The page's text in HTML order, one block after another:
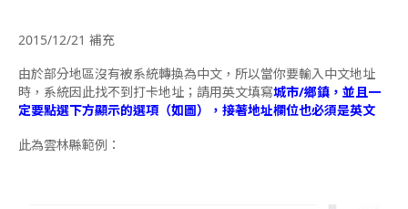
2015/12/21 補充
由於部分地區沒有被系統轉換為中文，所以當你要輸入中文地址
時，系統因此找不到打卡地址；請用英文填寫城市/鄉鎮，並且一
定要點選下方顯示的選項（如圖），接著地址欄位也必須是英文
此為雲林縣範例：